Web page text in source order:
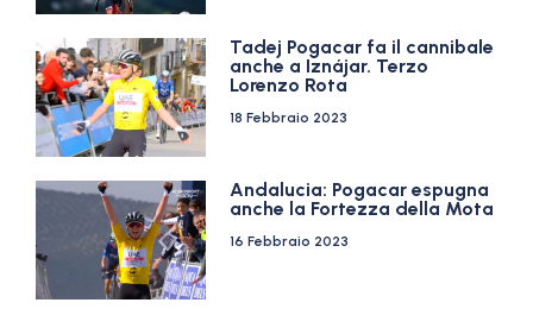
Tadej Pogacar fa il cannibale
anche a Iznájar. Terzo
Lorenzo Rota
18 Febbraio 2023
Andalucia: Pogacar espugna
anche la Fortezza della Mota
16 Febbraio 2023